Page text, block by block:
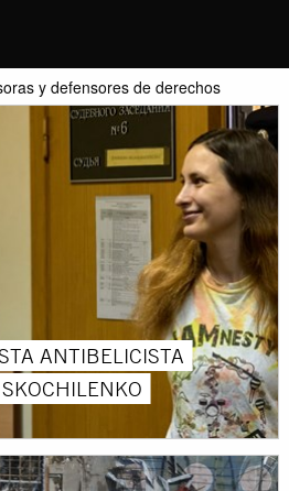
y defensores de derechos
ANTIBELICISTA